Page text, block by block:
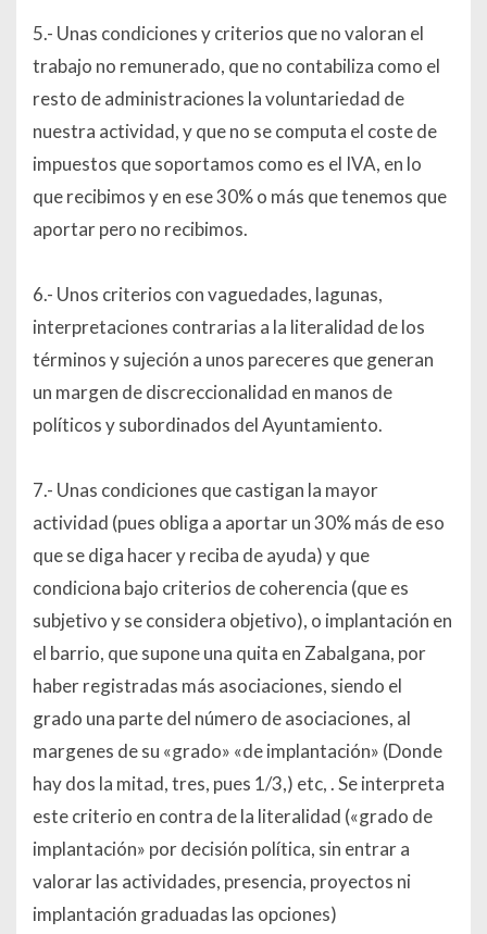
5.- Unas condiciones y criterios que no valoran el
trabajo no remunerado, que no contabiliza como el
resto de administraciones la voluntariedad de
nuestra actividad, y que no se computa el coste de
impuestos que soportamos como es el IVA, en lo
que recibimos y en ese 30% o más que tenemos que
aportar pero no recibimos.
6.- Unos criterios con vaguedades, lagunas,
interpretaciones contrarias a la literalidad de los
términos y sujeción a unos pareceres que generan
un margen de discreccionalidad en manos de
políticos y subordinados del Ayuntamiento.
7.- Unas condiciones que castigan la mayor
actividad (pues obliga a aportar un 30% más de eso
que se diga hacer y reciba de ayuda) y que
condiciona bajo criterios de coherencia (que es
subjetivo y se considera objetivo), o implantación en
el barrio, que supone una quita en Zabalgana, por
haber registradas más asociaciones, siendo el
grado una parte del número de asociaciones, al
margenes de su «grado» «de implantación» (Donde
hay dos la mitad, tres, pues 1/3,) etc, . Se interpreta
este criterio en contra de la literalidad («grado de
implantación» por decisión política, sin entrar a
valorar las actividades, presencia, proyectos ni
implantación graduadas las opciones)